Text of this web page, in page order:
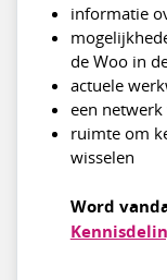
informatie
de Woo in
actuele
een
ruimte om
wisselen
Word